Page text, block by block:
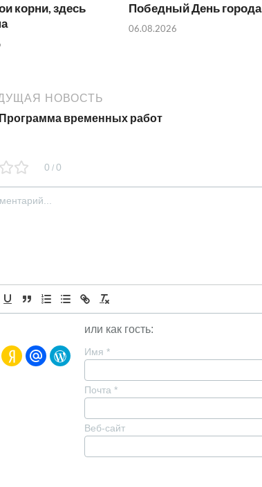
корни, здесь
Победный День города
06.08.2026
НОВОСТЬ
временных работ
0 / 0
или как гость:
Имя *
Почта *
Веб-сайт